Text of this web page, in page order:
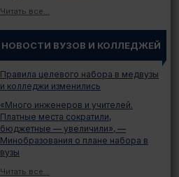
Читать все...
НОВОСТИ ВУЗОВ И КОЛЛЕДЖЕЙ
Правила целевого набора в медвузы
и колледжи изменились
«Много инженеров и учителей.
Платные места сократили,
бюджетные — увеличили», —
Минобразования о плане набора в
вузы
Читать все...